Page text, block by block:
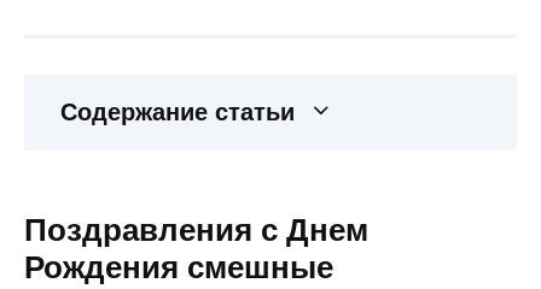
Содержание статьи
Поздравления с Днем
Рождения смешные